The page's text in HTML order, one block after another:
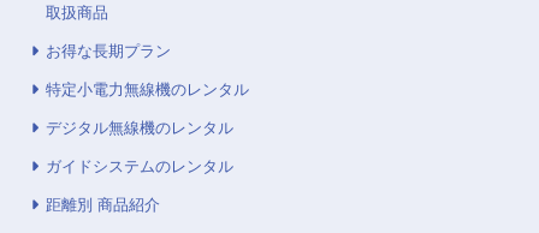
取扱商品
お得な長期プラン
特定小電力無線機のレンタル
デジタル無線機のレンタル
ガイドシステムのレンタル
距離別 商品紹介